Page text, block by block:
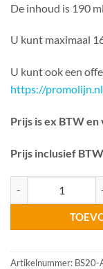
De inhoud is 190
U kunt maximaal
U kunt ook een
https://
Prijs is ex BTW
Prijs inclusief
Artikelnummer: